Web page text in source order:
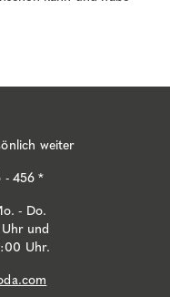
weiter
- 456 *
- Do.
und
Uhr.